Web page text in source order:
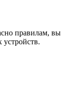
правилам, вы
устройств.